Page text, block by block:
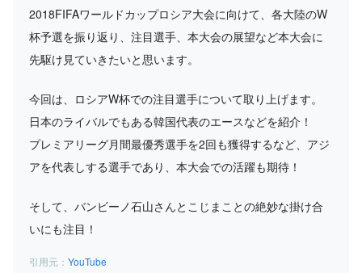
2018FIFAワールドカップロシア大会に向けて、各大陸のW
杯予選を振り返り、注目選手、本大会の展望など本大会に
先駆け見ていきたいと思います。
今回は、ロシアW杯での注目選手について取り上げます。
日本のライバルでもある韓国代表のエースなどを紹介！
プレミアリーグ月間最優秀選手を2回も獲得するなど、アジ
アを代表しする選手であり、本大会での活躍も期待！
そして、バンビーノ石山さんとこじまことの絶妙な掛け合
いにも注目！
YouTube